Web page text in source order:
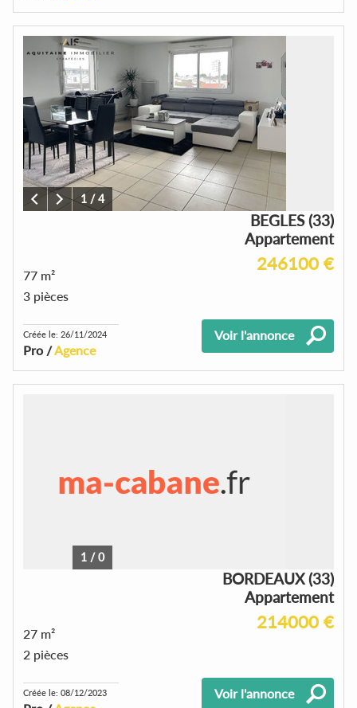
1 /4
BEGLES (33)
Appartement
246100 €
77 m²
3 pièces
Créée le: 26/11/2024
Pro /Agence
Voir l'annonce
1 /0
BORDEAUX (33)
Appartement
214000 €
27 m²
2 pièces
Créée le: 08/12/2023 Voir l'annonce